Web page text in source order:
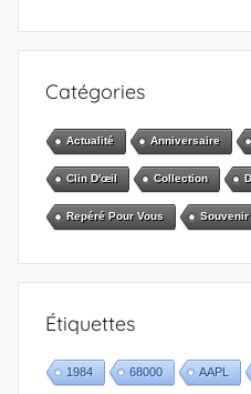
Catégories
Actualité Anniversaire
Clin D'œil Collection
Repéré Pour Vous Souvenir
Étiquettes
1984 68000 AAPL